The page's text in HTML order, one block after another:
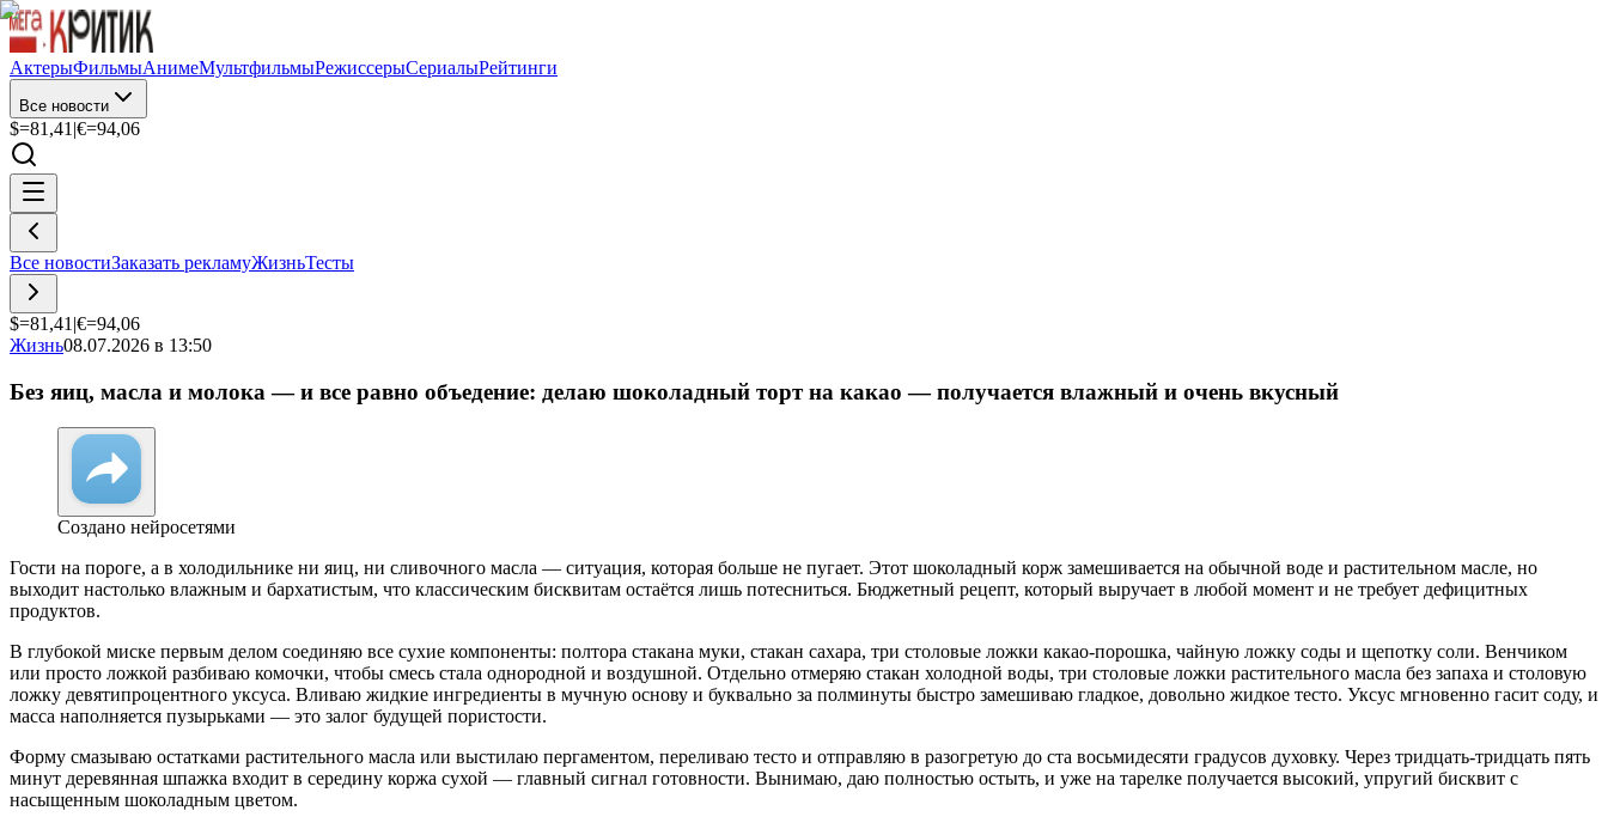
АктерыФильмыАнимеМультфильмыРежиссерыСериалыРейтинги
Все новости
$=81,41 |€=94,06
Все новостиЗаказать рекламуЖизньТесты
$=81,41 |€=94,06
Жизнь08.07.2026 в 13:50
Без яиц, масла и молока — и все равно объедение: делаю шоколадный торт на какао — получается влажный и очень вкусный
Создано нейросетями
Гости на пороге, а в холодильнике ни яиц, ни сливочного масла — ситуация, которая больше не пугает. Этот шоколадный корж замешивается на обычной воде и растительном масле, но
выходит настолько влажным и бархатистым, что классическим бисквитам остаётся лишь потесниться. Бюджетный рецепт, который выручает в любой момент и не требует дефицитных
продуктов.
В глубокой миске первым делом соединяю все сухие компоненты: полтора стакана муки, стакан сахара, три столовые ложки какао-порошка, чайную ложку соды и щепотку соли. Венчиком
или просто ложкой разбиваю комочки, чтобы смесь стала однородной и воздушной. Отдельно отмеряю стакан холодной воды, три столовые ложки растительного масла без запаха и столовую
ложку девятипроцентного уксуса. Вливаю жидкие ингредиенты в мучную основу и буквально за полминуты быстро замешиваю гладкое, довольно жидкое тесто. Уксус мгновенно гасит соду, и
масса наполняется пузырьками — это залог будущей пористости.
Форму смазываю остатками растительного масла или выстилаю пергаментом, переливаю тесто и отправляю в разогретую до ста восьмидесяти градусов духовку. Через тридцать-тридцать пять
минут деревянная шпажка входит в середину коржа сухой — главный сигнал готовности. Вынимаю, даю полностью остыть, и уже на тарелке получается высокий, упругий бисквит с
насыщенным шоколадным цветом.